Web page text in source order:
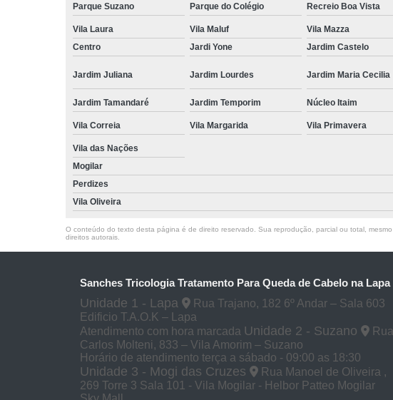
Parque Suzano Parque do Colégio Recreio Boa Vista
Vila Laura Vila Maluf Vila Mazza
Centro
Jardi Yone Jardim Castelo
Jardim Juliana Jardim Lourdes Jardim Maria Cecilia
Jardim Tamandaré Jardim Temporim Núcleo Itaim
Vila Correia Vila Margarida Vila Primavera
Vila das Nações
Mogilar
Perdizes
Vila Oliveira
O conteúdo do texto desta página é de direito reservado. Sua reprodução, parcial ou total,
direitos autorais
Sanches Tricologia Tratamento Para Queda de Cabelo na Lapa
Unidade 1 - Lapa
Rua Trajano, 182 6º Andar – Sala 603
Edificio T.A.O.K – Lapa
Atendimento com hora marcada Unidade 2 - Suzano
Rua
Carlos Molteni, 833 – Vila Amorim – Suzano
Horário de atendimento terça a sábado - 09:00 as 18:30
Unidade 3 - Mogi das Cruzes
Rua Manoel de Oliveira ,
269 Torre 3 Sala 101 - Vila Mogilar - Helbor Patteo Mogilar